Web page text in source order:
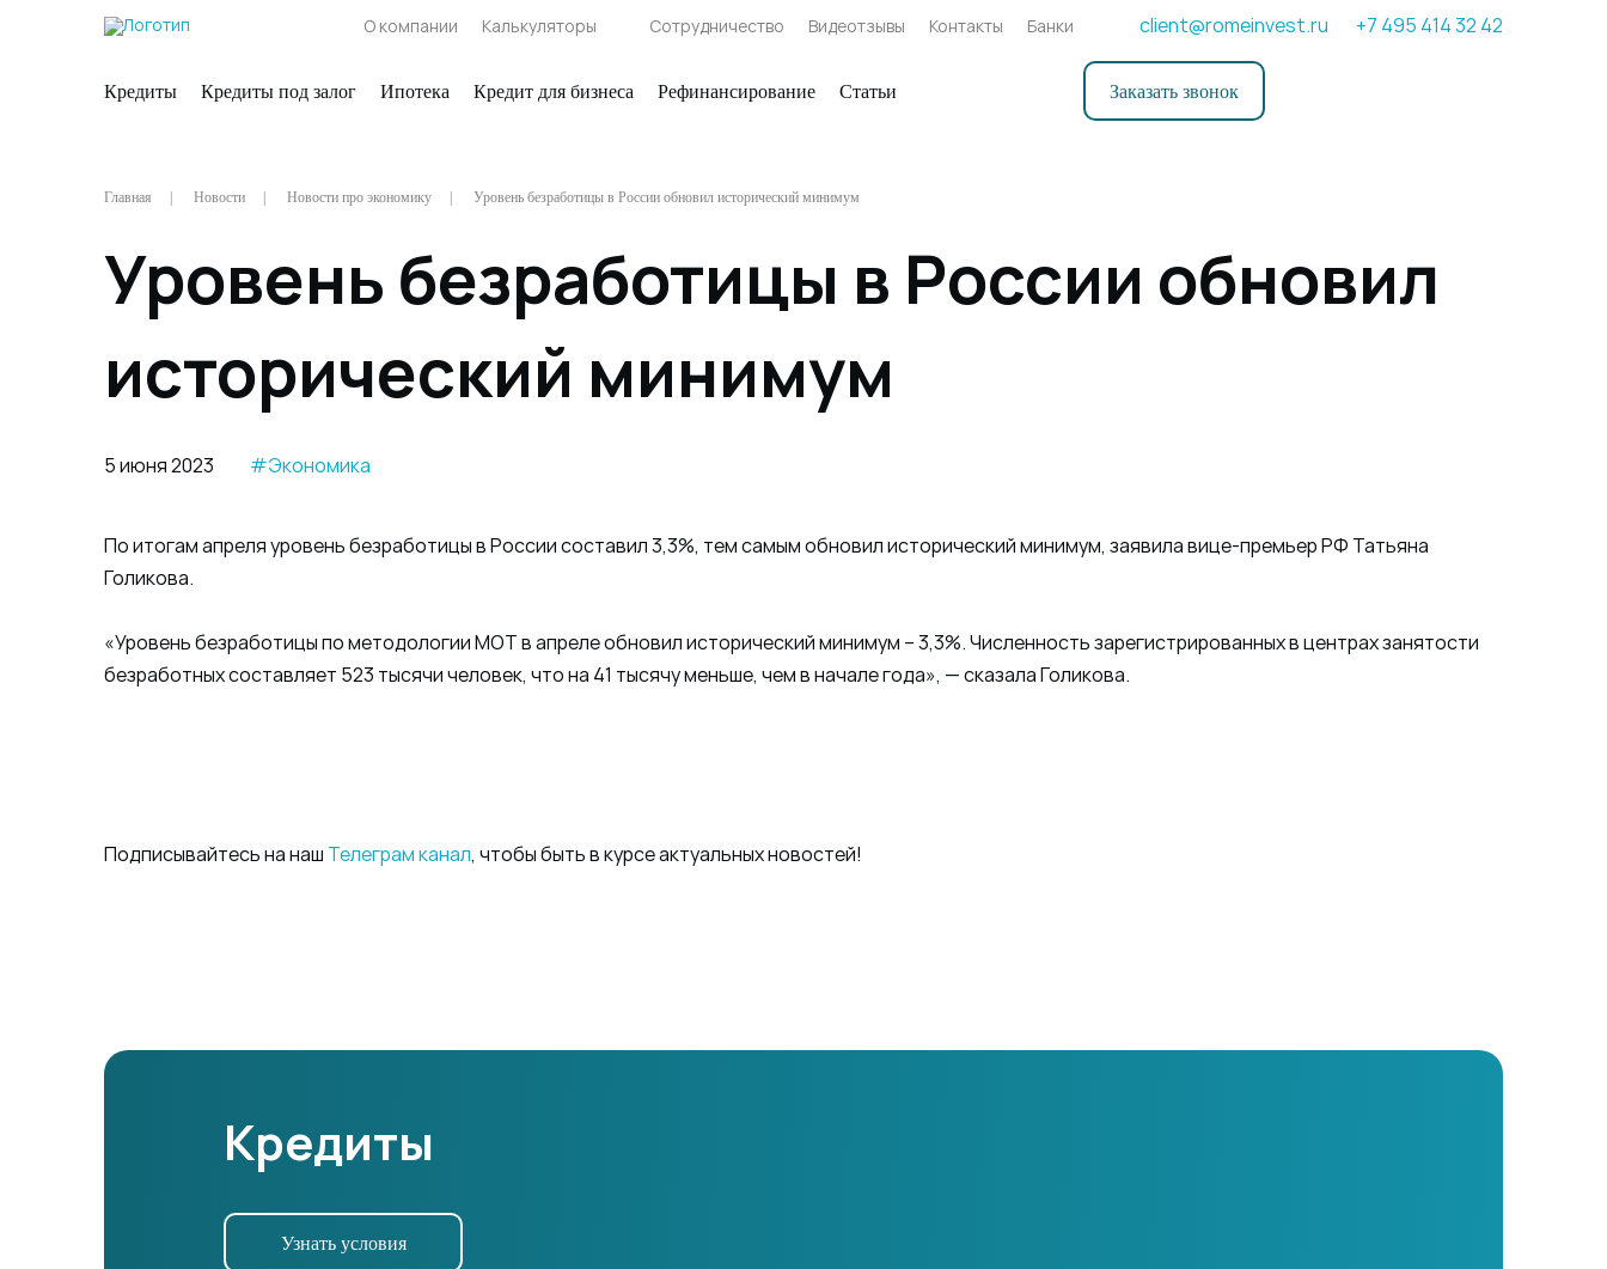
О компании Калькуляторы Сотрудничество Видеотзывы Контакты Банки client@romeinvest.ru +7 495 414 32 42
Кредиты Кредиты под залог Ипотека Кредит для бизнеса Рефинансирование Статьи Заказать звонок
Главная Новости Новости про экономику Уровень безработицы в России обновил исторический минимум
Уровень безработицы в России обновил
исторический минимум
5 июня 2023 #Экономика
По итогам апреля уровень безработицы в России составил 3,3%, тем самым обновил исторический минимум, заявила вице-премьер РФ Татьяна
Голикова.
«Уровень безработицы по методологии МОТ в апреле обновил исторический минимум – 3,3%. Численность зарегистрированных в центрах занятости
безработных составляет 523 тысячи человек, что на 41 тысячу меньше, чем в начале года», — сказала Голикова.
Подписывайтесь на наш Телеграм канал, чтобы быть в курсе актуальных новостей!
Кредиты
Узнать условия